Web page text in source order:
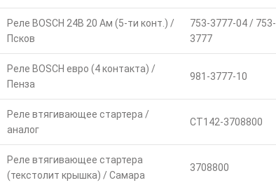
Реле BOSCH 24В 20 Ам (5-ти конт.) /
Псков
753-3777-04 / 753-
3777
Реле BOSCH евро (4 контакта) /
Пенза
981-3777-10
Реле втягивающее стартера /
аналог
СТ142-3708800
Реле втягивающее стартера
(текстолит крышка) / Самара
3708800